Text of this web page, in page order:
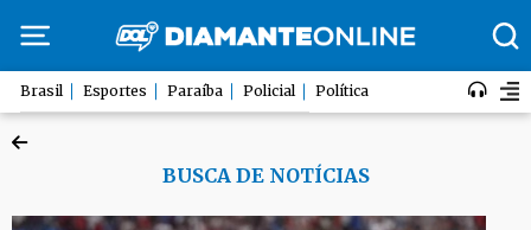
Brasil Esportes Paraíba Policial Política
BUSCA DE NOTÍCIAS